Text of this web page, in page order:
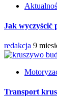
Jak wyczyścić
redakcja 9
Transport